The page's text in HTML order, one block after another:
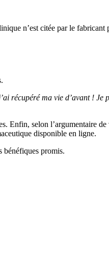
n’est citée par le fabricant
récupéré ma vie d’avant ! Je
Enfin, selon l’argumentaire de
disponible en ligne.
bénéfiques promis.